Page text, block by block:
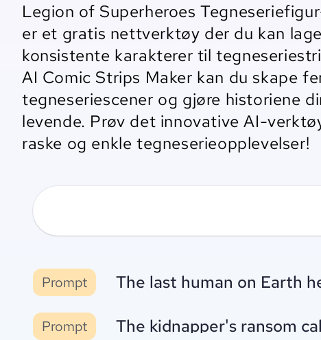
Legion of Superheroes
er et gratis nettverktøy der du kan
konsistente karakterer til
AI Comic Strips Maker kan du skape
tegneseriescener og gjøre historiene
levende. Prøv det innovative AI-
raske og enkle tegneserieopplevelser!
Prompt The last human on Earth
Prompt The kidnapper's ransom